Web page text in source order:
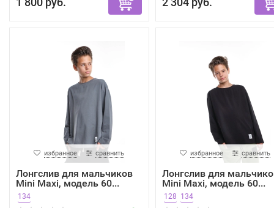
избранное сравнить
Лонгслив для мальчиков
Mini Maxi, модель 60...
134
избранное сравнить
Лонгслив для
Mini Maxi, модель 60...
128 134